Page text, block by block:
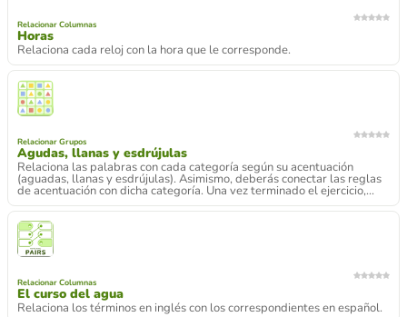
Relacionar Columnas
Horas
Relaciona cada reloj con la hora que le corresponde.
Relacionar Grupos
Agudas, llanas y esdrújulas
Relaciona las palabras con cada categoría según su acentuación
(aguadas, llanas y esdrújulas). Asimismo, deberás conectar las reglas
de acentuación con dicha categoría. Una vez terminado el ejercicio,...
Relacionar Columnas
El curso del agua
Relaciona los términos en inglés con los correspondientes en español.